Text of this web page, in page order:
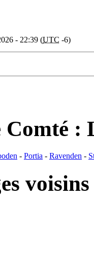
- 22:39 (UTC -6)
Comté :
- Portia - Ravenden -
voisins